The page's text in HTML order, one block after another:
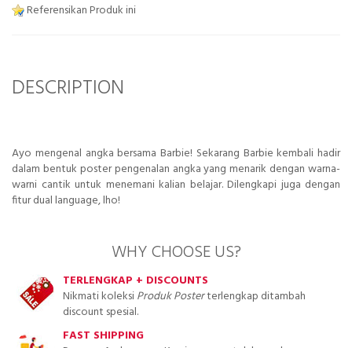
Referensikan Produk ini
DESCRIPTION
Ayo mengenal angka bersama Barbie! Sekarang Barbie kembali hadir
dalam bentuk poster pengenalan angka yang menarik dengan warna-
warni cantik untuk menemani kalian belajar. Dilengkapi juga dengan
fitur dual language, lho!
WHY CHOOSE US?
TERLENGKAP + DISCOUNTS
Nikmati koleksiProduk Posterterlengkap ditambah
discount spesial.
FAST SHIPPING